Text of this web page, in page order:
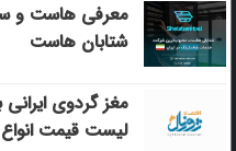
معرفی هاست و
شتابان هاست
مغز گردوی
لیست قیمت انواع